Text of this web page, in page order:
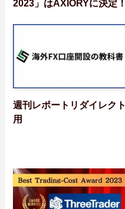
2023」はAXIORYに決定！
週刊レポートリダイレクト
用